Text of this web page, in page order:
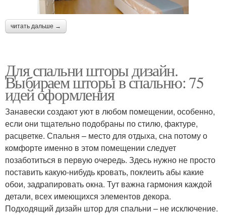
читать дальше →
Для спальни шторы дизайн.
Выбираем шторы в спальню: 75
идей оформления
Занавески создают уют в любом помещении, особенно,
если они тщательно подобраны по стилю, фактуре,
расцветке. Спальня – место для отдыха, сна потому о
комфорте именно в этом помещении следует
позаботиться в первую очередь. Здесь нужно не просто
поставить какую-нибудь кровать, поклеить абы какие
обои, задрапировать окна. Тут важна гармония каждой
детали, всех имеющихся элементов декора.
Подходящий дизайн штор для спальни – не исключение.